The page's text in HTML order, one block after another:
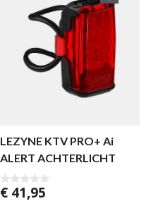
LEZYNE KTV PRO+ Ai
ALERT ACHTERLICHT
0
€ 41,95